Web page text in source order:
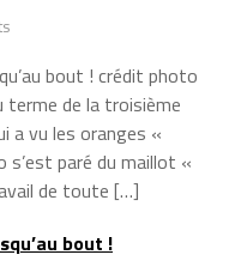
bout ! crédit photo
terme de la troisième
a vu les oranges «
paré du maillot «
de toute […]
bout !